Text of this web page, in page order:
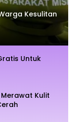
Kesulitan
Untuk
Kulit